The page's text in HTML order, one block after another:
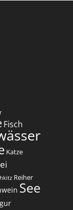
Fisch
Katze
Reiher
See